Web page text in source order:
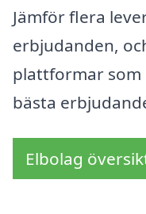
Jämför flera
erbjudanden,
plattformar som
bästa
Elbolag